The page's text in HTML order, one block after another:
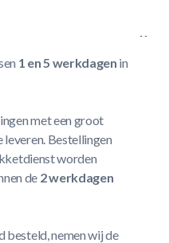
1 en 5 werkdagen in
met een groot
leveren. Bestellingen
worden
de 2 werkdagen
besteld, nemen wij de